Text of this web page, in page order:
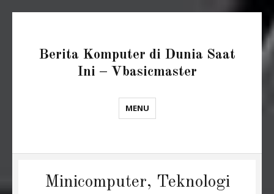
Berita Komputer di Dunia Saat
Ini – Vbasicmaster
MENU
Minicomputer, Teknologi